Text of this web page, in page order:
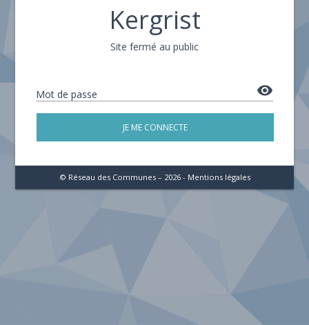
Kergrist
Site fermé au public
Mot de passe remove_red_eye
JE ME CONNECTE
© Réseau des Communes – 2026 - Mentions légales